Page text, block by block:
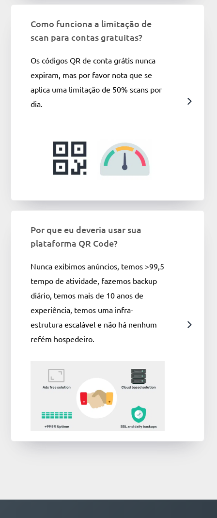
Como funciona a limitação de
scan para contas gratuitas?
Os códigos QR de conta grátis nunca
expiram, mas por favor nota que se
aplica uma limitação de 50% scans por
dia.
Por que eu deveria usar sua
plataforma QR Code?
Nunca exibimos anúncios, temos >99,5
tempo de atividade, fazemos backup
diário, temos mais de 10 anos de
experiência, temos uma infra-
estrutura escalável e não há nenhum
refém hospedeiro.